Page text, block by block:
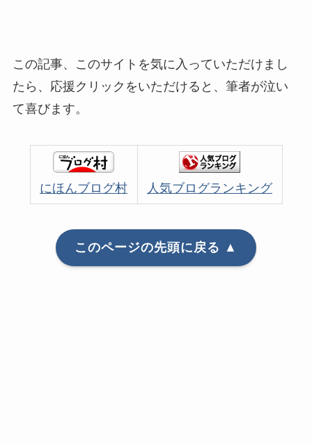
この記事、このサイトを気に入っていただけまし
たら、応援クリックをいただけると、筆者が泣い
て喜びます。
にほんブログ村 人気ブログランキング
このページの先頭に戻る ▲